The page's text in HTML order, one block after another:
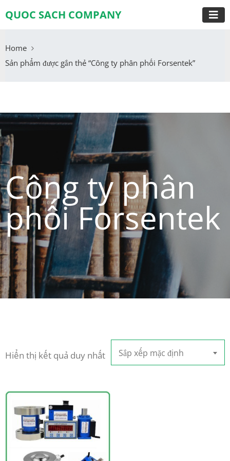
QUOC SACH COMPANY
Home
Sản phẩm được gắn thẻ “Công ty phân phối Forsentek”
Công ty phân
phối Forsentek
Hiển thị kết quả duy nhất Sắp xếp mặc định